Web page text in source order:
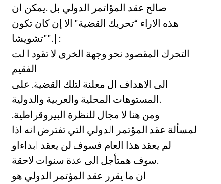
صالح عقد المؤاتمر الدولي بل .يمكن ان
هذه الاراء “تحريك القضية" الا إن كان تكون
"تشويشا". | :
التحرك المقصود نحو وجهة الخرى لا تقود ا لت
الفقيم
الى الاهداف ال معلنة لتلك القضية. على
المستوهات المحلية والعربية والدولية.
.ومن هنا لا مجال للنظرة البيروقراطية
لمسألة عقد المؤتمر الدولي التي تفترض انه اذا
لم يعقد هذا العام فسوف لن يعقد ابداءاو
سوف همتأجل الى عدة سنوات لاحقة.
ان ما يقرر عقد المؤتمر الدولي هو